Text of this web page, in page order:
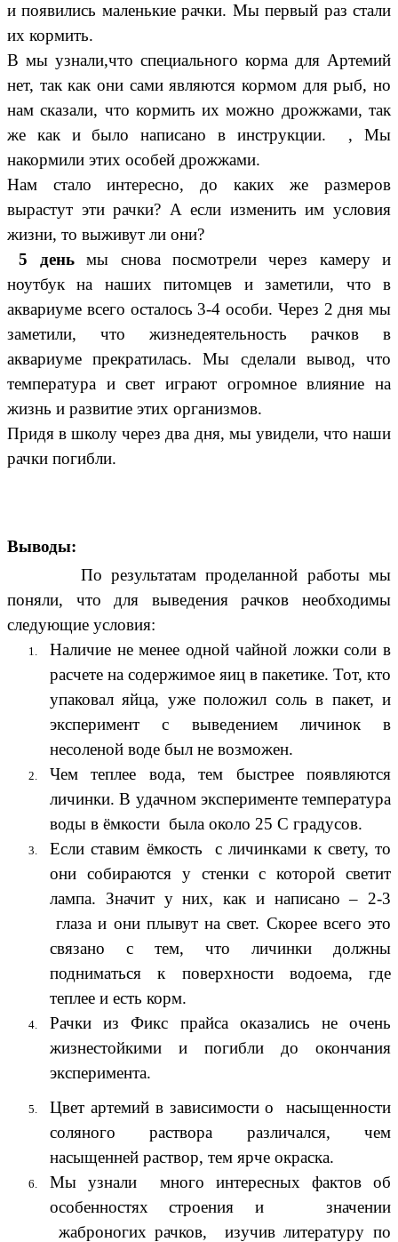
и появились маленькие рачки. Мы первый раз стали
их кормить.
В мы узнали,что специального корма для Артемий
нет, так как они сами являются кормом для рыб, но
нам сказали, что кормить их можно дрожжами, так
же как и было написано в инструкции. , Мы
накормили этих особей дрожжами.
Нам стало интересно, до каких же размеров
вырастут эти рачки? А если изменить им условия
жизни, то выживут ли они?
5 деньмы снова посмотрели через камеру и
ноутбук на наших питомцев и заметили, что в
аквариуме всего осталось 3-4 особи. Через 2 дня мы
заметили, что жизнедеятельность рачков в
аквариуме прекратилась. Мы сделали вывод, что
температура и свет играют огромное влияние на
жизнь и развитие этих организмов.
Придя в школу через два дня, мы увидели, что наши
рачки погибли.
Выводы:
По результатам проделанной работы мы
поняли, что для выведения рачков необходимы
следующие условия:
Наличие не менее одной чайной ложки соли в
расчете на содержимое яиц в пакетике. Тот, кто
упаковал яйца, уже положил соль в пакет, и
эксперимент с выведением личинок в
несоленой воде был не возможен.
Чем теплее вода, тем быстрее появляются
личинки. В удачном эксперименте температура
воды в ёмкости была около 25 С градусов.
Если ставим ёмкость с личинками к свету, то
они собираются у стенки с которой светит
лампа. Значит у них, как и написано – 2-3
глаза и они плывут на свет. Скорее всего это
связано с тем, что личинки должны
подниматься к поверхности водоема, где
теплее и есть корм.
Рачки из Фикс прайса оказались не очень
жизнестойкими и погибли до окончания
эксперимента.
Цвет артемий в зависимости о насыщенности
соляного раствора различался, чем
насыщенней раствор, тем ярче окраска.
Мы узнали много интересных фактов об
особенностях строения и значении
жаброногих рачков, изучив литературу по